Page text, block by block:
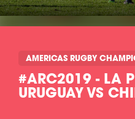
AMERICAS RUGBY
#ARC2019 - LA
URUGUAY VS